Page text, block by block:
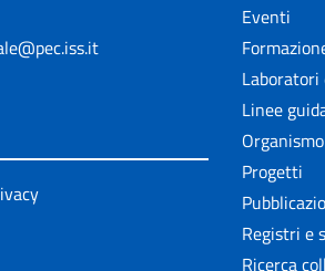
Eventi
Linee
Progetti
Registri e
Ricerca